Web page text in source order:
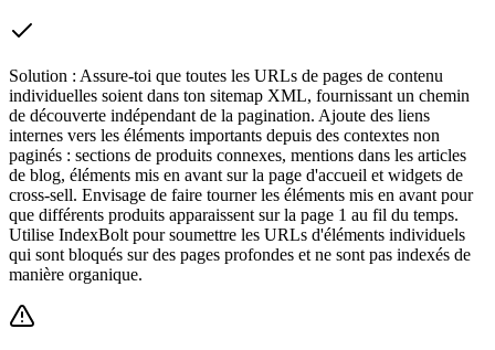
Solution : Assure-toi que toutes les URLs de pages de contenu
individuelles soient dans ton sitemap XML, fournissant un chemin
de découverte indépendant de la pagination. Ajoute des liens
internes vers les éléments importants depuis des contextes non
paginés : sections de produits connexes, mentions dans les articles
de blog, éléments mis en avant sur la page d'accueil et widgets de
cross-sell. Envisage de faire tourner les éléments mis en avant pour
que différents produits apparaissent sur la page 1 au fil du temps.
Utilise IndexBolt pour soumettre les URLs d'éléments individuels
qui sont bloqués sur des pages profondes et ne sont pas indexés de
manière organique.